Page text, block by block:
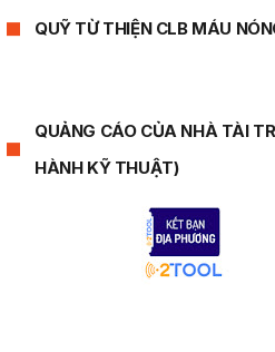
QUỸ TỪ THIỆN CLB MÁU
QUẢNG CÁO CỦA NHÀ TÀI
HÀNH KỸ THUẬT)